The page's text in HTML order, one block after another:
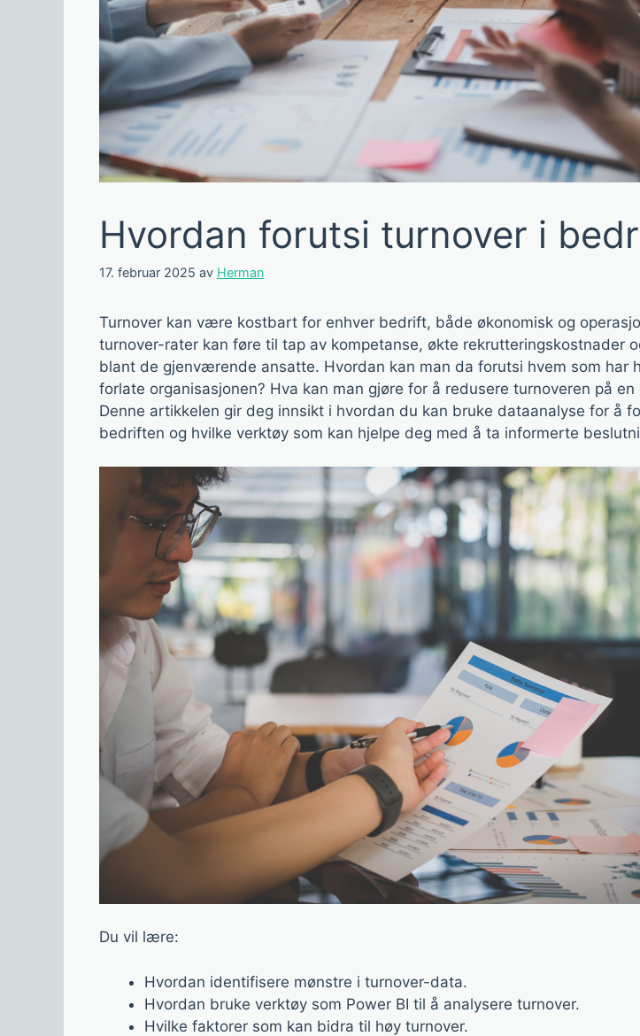
Hvordan forutsi turnover i
17. februar 2025 av Herman
Turnover kan være kostbart for enhver bedrift, både økonomisk og
turnover-rater kan føre til tap av kompetanse, økte rekrutteringskostnader
blant de gjenværende ansatte. Hvordan kan man da forutsi hvem som har
forlate organisasjonen? Hva kan man gjøre for å redusere turnoveren på
Denne artikkelen gir deg innsikt i hvordan du kan bruke dataanalyse for å
bedriften og hvilke verktøy som kan hjelpe deg med å ta informerte
Du vil lære:
Hvordan identifisere mønstre i turnover-data.
Hvordan bruke verktøy som Power BI til å analysere turnover.
Hvilke faktorer som kan bidra til høy turnover.